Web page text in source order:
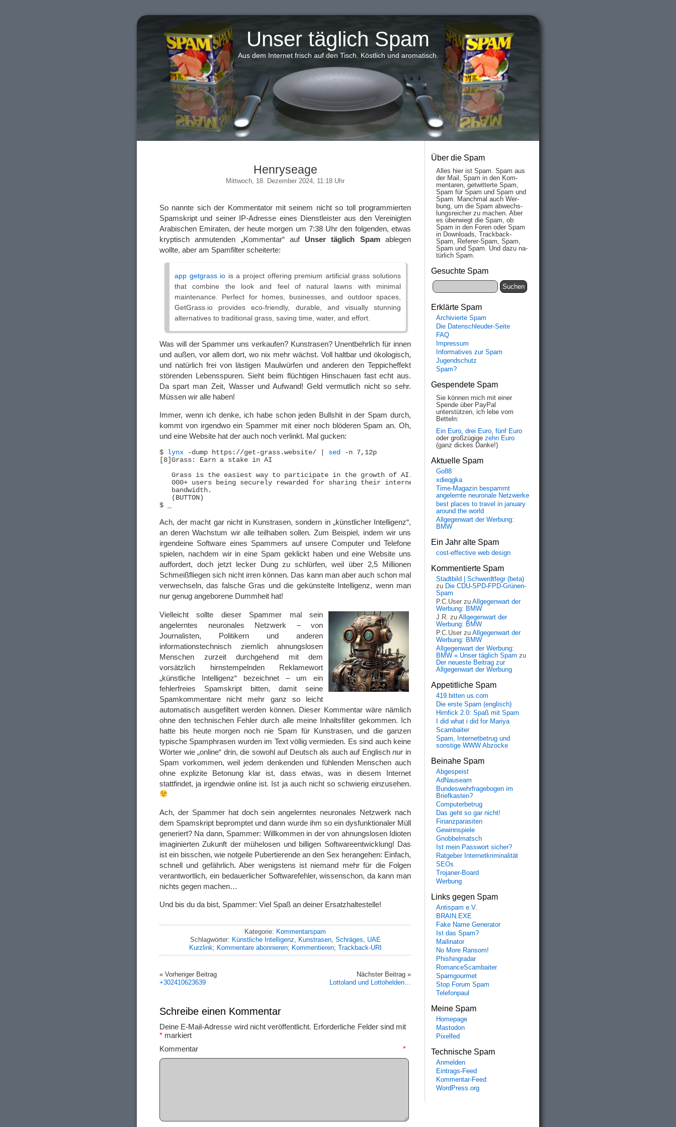
Unser täglich Spam
Aus dem Internet frisch auf den Tisch. Köstlich und aromatisch.
Henryseage
Mittwoch, 18. Dezember 2024, 11:18 Uhr
So nannte sich der Kommentator mit seinem nicht so toll programmierten
Spamskript und seiner IP-Adresse eines Dienstleister aus den Vereinigten
Arabischen Emiraten, der heute morgen um 7:38 Uhr den folgenden, etwas
kryptisch anmutenden „Kommentar“ auf Unser täglich Spamablegen
wollte, aber am Spamfilter scheiterte:
app getgrass io is a project offering premium artificial grass solutions
that combine the look and feel of natural lawns with minimal
maintenance. Perfect for homes, businesses, and outdoor spaces,
GetGrass.io provides eco-friendly, durable, and visually stunning
alternatives to traditional grass, saving time, water, and effort.
Was will der Spammer uns verkaufen? Kunstrasen? Unentbehrlich für innen
und außen, vor allem dort, wo nix mehr wächst. Voll haltbar und ökologisch,
und natürlich frei von lästigen Maulwürfen und anderen den Teppicheffekt
störenden Lebensspuren. Sieht beim flüchtigen Hinschauen fast echt aus.
Da spart man Zeit, Wasser und Aufwand! Geld vermutlich nicht so sehr.
Müssen wir alle haben!
Immer, wenn ich denke, ich habe schon jeden Bullshit in der Spam durch,
kommt von irgendwo ein Spammer mit einer noch blöderen Spam an. Oh,
und eine Website hat der auch noch verlinkt. Mal gucken:
$ lynx -dump https://get-grass.website/ | sed -n 7,12p
[8]Grass: Earn a stake in AI
   Grass is the easiest way to participate in the growth of AI. Join 2 500
   000+ users being securely rewarded for sharing their internet
   bandwidth.
   (BUTTON)
Ach, der macht gar nicht in Kunstrasen, sondern in „künstlicher Intelligenz“,
an deren Wachstum wir alle teilhaben sollen. Zum Beispiel, indem wir uns
irgendeine Software eines Spammers auf unsere Computer und Telefone
spielen, nachdem wir in eine Spam geklickt haben und eine Website uns
auffordert, doch jetzt lecker Dung zu schlürfen, weil über 2,5 Millionen
Schmeißfliegen sich nicht irren können. Das kann man aber auch schon mal
verwechseln, das falsche Gras und die gekünstelte Intelligenz, wenn man
nur genug angeborene Dummheit hat!
Vielleicht sollte dieser Spammer mal sein
angelerntes neuronales Netzwerk – von
Journalisten, Politikern und anderen
informationstechnisch ziemlich ahnungslosen
Menschen zurzeit durchgehend mit dem
vorsätzlich hirnstempelnden Reklamewort
„künstliche Intelligenz“ bezeichnet – um ein
fehlerfreies Spamskript bitten, damit seine
Spamkommentare nicht mehr ganz so leicht
automatisch ausgefiltert werden können. Dieser Kommentar wäre nämlich
ohne den technischen Fehler durch alle meine Inhaltsfilter gekommen. Ich
hatte bis heute morgen noch nie Spam für Kunstrasen, und die ganzen
typische Spamphrasen wurden im Text völlig vermieden. Es sind auch keine
Wörter wie „online“ drin, die sowohl auf Deutsch als auch auf Englischnurin
Spam vorkommen, weil jedem denkenden und fühlenden Menschen auch
ohne explizite Betonung klar ist, dass etwas, was in diesem Internet
stattfindet, ja irgendwie online ist. Ist ja auch nicht so schwierig einzusehen.
Ach, der Spammer hat doch sein angelerntes neuronales Netzwerk nach
dem Spamskript bepromptet und dann wurde ihm so ein dysfunktionaler Müll
generiert? Na dann, Spammer: Willkommen in der von ahnungslosen Idioten
imaginierten Zukunft der mühelosen und billigen Softwareentwicklung! Das
ist ein bisschen, wie notgeile Pubertierende an den Sex herangehen: Einfach,
schnell und gefährlich. Aber wenigstens ist niemand mehr für die Folgen
verantwortlich, ein bedauerlicher Softwarefehler, wissenschon, da kann man
nichts gegen machen…
Und bis du da bist, Spammer: Viel Spaß an deiner Ersatzhaltestelle!
Kategorie: Kommentarspam
Schlagwörter: Künstliche Intelligenz Kunstrasen, Schräges
UAE
Kurzlink; Kommentare abonnieren; Kommentieren; Trackback-URI
« Vorheriger Beitrag
+302410623639
Nächster Beitrag »
Lottoland und Lottohelden…
Schreibe einen Kommentar
Deine E-Mail-Adresse wird nicht veröffentlicht. Erforderliche Felder sind mit
* markiert
Kommentar *
Über die Spam
Alles hier ist Spam. Spam aus
der Mail, Spam in den Kom­
men­taren, ge­twit­ter­te Spam,
Spam für Spam und Spam und
Spam. Manch­mal auch Wer­
bung, um die Spam ab­wechs­
lungs­reich­er zu mach­en. Aber
es über­wiegt die Spam, ob
Spam in den Fo­ren oder Spam
in Down­loads, Track­back-
Spam, Re­fe­rer-Spam, Spam,
Spam und Spam. Und da­zu na­
tür­lich Spam.
Gesuchte Spam
Erklärte Spam
Archivierte Spam
Die Datenschleuder-Seite
FAQ
Impressum
Informatives zur Spam
Jugendschutz
Spam?
Gespendete Spam
Sie können mich mit einer
Spende über PayPal
unterstützen, ich lebe vom
Betteln:
Ein Euro, drei Euro, fünf Euro
oder großzügige zehn Euro
(ganz dickes Danke!)
Aktuelle Spam
Go88
xdieqgka
Time-Magazin bespammt
angelernte neuronale Netzwerke
best places to travel in january
around the world
Allgegenwart der Werbung:
BMW
Ein Jahr alte Spam
cost-effective web design
Kommentierte Spam
Stadtbild | Schwerdtfegr (beta)
zu Die CDU-SPD-FPD-Grünen-
Spam
P.C.User zu Allgegenwart der
Werbung: BMW
J.R. zu Allgegenwart der
Werbung: BMW
P.C.User zu Allgegenwart der
Werbung: BMW
Allgegenwart der Werbung:
BMW « Unser täglich Spam zu
Der neueste Beitrag zur
Allgegenwart der Werbung
Appetitliche Spam
419.bitten us.com
Die erste Spam (englisch)
Hirnfick 2.0: Spaß mit Spam
I did what i did for Mariya
Scambaiter
Spam, Internetbetrug und
sonstige WWW Abzocke
Beinahe Spam
Abgespeist
AdNauseam
Bundeswehrfragebogen im
Briefkasten?
Computerbetrug
Das geht so gar nicht!
Finanzparasiten
Gewinnspiele
Gnobbelmatsch
Ist mein Passwort sicher?
Ratgeber Internetkriminalität
SEOs
Trojaner-Board
Werbung
Links gegen Spam
Antispam e.V.
BRAIN.EXE
Fake Name Generator
Ist das Spam?
Mailinator
No More Ransom!
Phishingradar
RomanceScambaiter
Spamgourmet
Stop Forum Spam
Telefonpaul
Meine Spam
Homepage
Mastodon
Pixelfed
Technische Spam
Anmelden
Eintrags-Feed
Kommentar-Feed
WordPress.org